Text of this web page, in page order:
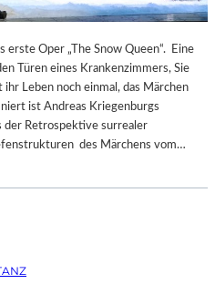
erste Oper „The Snow Queen“. Eine
Türen eines Krankenzimmers, Sie
Leben noch einmal, das Märchen
ist Andreas Kriegenburgs
der Retrospektive surrealer
des Märchens vom…